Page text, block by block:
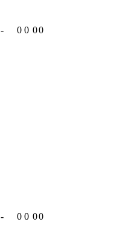
- 0 0 00
- 0 0 00